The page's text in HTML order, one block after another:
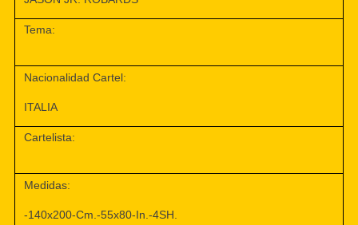
Tema:
Nacionalidad Cartel:
ITALIA
Cartelista:
Medidas:
-140x200-Cm.-55x80-In.-4SH.